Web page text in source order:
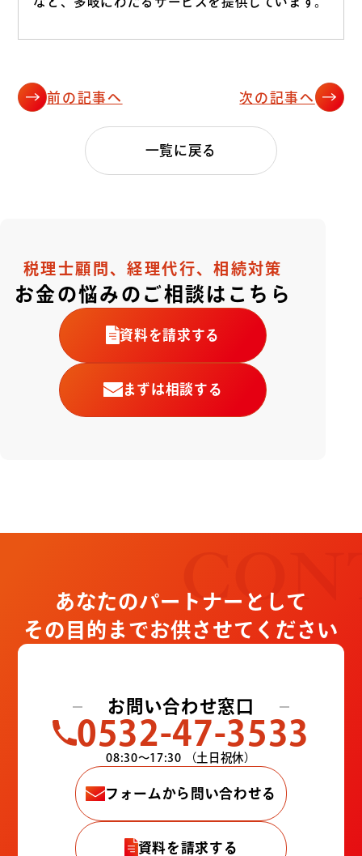
前の記事へ
一覧に戻る
次の記事へ
税理士顧問、経理代行、相続対策
お金の悩みのご相談はこちら
資料を請求する
まずは相談する
あなたのパートナーとして
その目的までお供させてください
お問い合わせ窓口
0532-47-3533
08:30〜17:30 （土日祝休）
フォームから問い合わせる
資料を請求する